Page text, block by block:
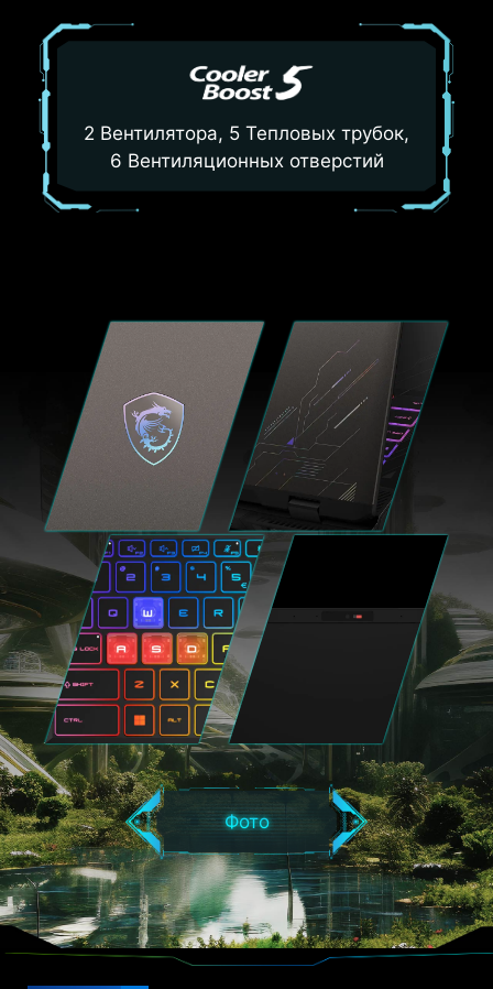
2 Вентилятора, 5 Тепловых трубок,
6 Вентиляционных отверстий
Фото